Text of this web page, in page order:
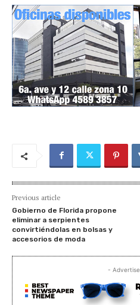
Previous article
Gobierno de Florida propone
eliminar a serpientes
convirtiéndolas en bolsas y
accesorios de moda
-